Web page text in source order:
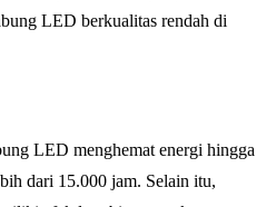
LED berkualitas rendah di
LED menghemat energi hingga
dari 15.000 jam. Selain itu,